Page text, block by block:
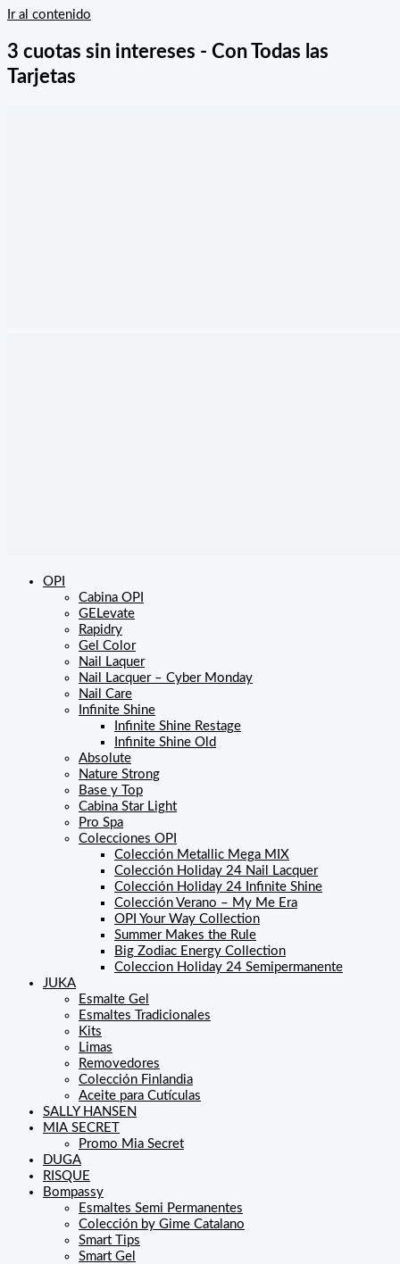
Ir al contenido
3 cuotas sin intereses - Con Todas las
Tarjetas
OPI
Cabina OPI
GELevate
Rapidry
Gel Color
Nail Laquer
Nail Lacquer – Cyber Monday
Nail Care
Infinite Shine
Infinite Shine Restage
Infinite Shine Old
Absolute
Nature Strong
Base y Top
Cabina Star Light
Pro Spa
Colecciones OPI
Colección Metallic Mega MIX
Colección Holiday 24 Nail Lacquer
Colección Holiday 24 Infinite Shine
Colección Verano – My Me Era
OPI Your Way Collection
Summer Makes the Rule
Big Zodiac Energy Collection
Coleccion Holiday 24 Semipermanente
JUKA
Esmalte Gel
Esmaltes Tradicionales
Kits
Limas
Removedores
Colección Finlandia
Aceite para Cutículas
SALLY HANSEN
MIA SECRET
Promo Mia Secret
DUGA
RISQUE
Bompassy
Esmaltes Semi Permanentes
Colección by Gime Catalano
Smart Tips
Smart Gel